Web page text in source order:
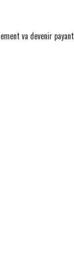
va devenir payant